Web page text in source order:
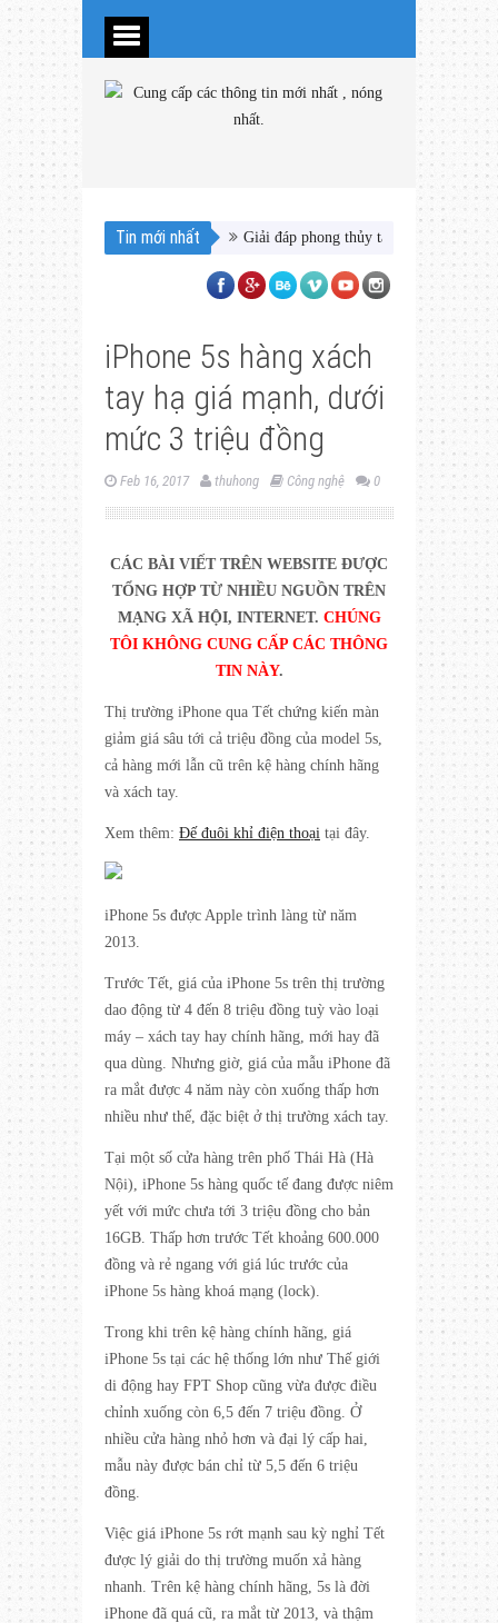
Tin mới nhất Giải đáp phong thủy tại nhà đại gia
iPhone 5s hàng xách
tay hạ giá mạnh, dưới
mức 3 triệu đồng
Feb 16, 2017 thuhong Công nghệ 0
CÁC BÀI VIẾT TRÊN WEBSITE ĐƯỢC
TỔNG HỢP TỪ NHIỀU NGUỒN TRÊN
MẠNG XÃ HỘI, INTERNET. CHÚNG
TÔI KHÔNG CUNG CẤP CÁC THÔNG
TIN NÀY.
Thị trường iPhone qua Tết chứng kiến màn
giảm giá sâu tới cả triệu đồng của model 5s,
cả hàng mới lẫn cũ trên kệ hàng chính hãng
và xách tay.
Xem thêm: Đế đuôi khỉ điện thoại tại đây.
iPhone 5s được Apple trình làng từ năm
2013.
Trước Tết, giá của iPhone 5s trên thị trường
dao động từ 4 đến 8 triệu đồng tuỳ vào loại
máy – xách tay hay chính hãng, mới hay đã
qua dùng. Nhưng giờ, giá của mẫu iPhone đã
ra mắt được 4 năm này còn xuống thấp hơn
nhiều như thế, đặc biệt ở thị trường xách tay.
Tại một số cửa hàng trên phố Thái Hà (Hà
Nội), iPhone 5s hàng quốc tế đang được niêm
yết với mức chưa tới 3 triệu đồng cho bản
16GB. Thấp hơn trước Tết khoảng 600.000
đồng và rẻ ngang với giá lúc trước của
iPhone 5s hàng khoá mạng (lock).
Trong khi trên kệ hàng chính hãng, giá
iPhone 5s tại các hệ thống lớn như Thế giới
di động hay FPT Shop cũng vừa được điều
chỉnh xuống còn 6,5 đến 7 triệu đồng. Ở
nhiều cửa hàng nhỏ hơn và đại lý cấp hai,
mẫu này được bán chỉ từ 5,5 đến 6 triệu
đồng.
Việc giá iPhone 5s rớt mạnh sau kỳ nghỉ Tết
được lý giải do thị trường muốn xả hàng
nhanh. Trên kệ hàng chính hãng, 5s là đời
iPhone đã quá cũ, ra mắt từ 2013, và thậm